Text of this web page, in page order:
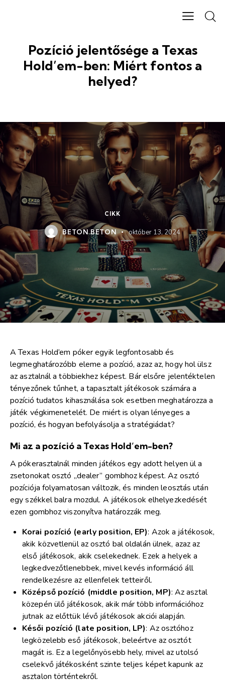
Pozíció jelentősége a Texas
Hold’em-ben: Miért fontos a
helyed?
CIKK
BETON BETON október 13, 2024
A Texas Hold’em póker egyik legfontosabb és
legmeghatározóbb eleme a pozíció, azaz az, hogy hol ülsz
az asztalnál a többiekhez képest. Bár elsőre jelentéktelen
tényezőnek tűnhet, a tapasztalt játékosok számára a
pozíció tudatos kihasználása sok esetben meghatározza a
játék végkimenetelét. De miért is olyan lényeges a
pozíció, és hogyan befolyásolja a stratégiádat?
Mi az a pozíció a Texas Hold’em-ben?
A pókerasztalnál minden játékos egy adott helyen ül a
zsetonokat osztó „dealer” gombhoz képest. Az osztó
pozíciója folyamatosan változik, és minden leosztás után
egy székkel balra mozdul. A játékosok elhelyezkedését
ezen gombhoz viszonyítva határozzák meg.
Korai pozíció (early position, EP): Azok a játékosok,
akik közvetlenül az osztó bal oldalán ülnek, azaz az
első játékosok, akik cselekednek. Ezek a helyek a
legkedvezőtlenebbek, mivel kevés információ áll
rendelkezésre az ellenfelek tetteiről.
Középső pozíció (middle position, MP): Az asztal
közepén ülő játékosok, akik már több információhoz
jutnak az előttük lévő játékosok akciói alapján.
Késői pozíció (late position, LP): Az osztóhoz
legközelebb eső játékosok, beleértve az osztót
magát is. Ez a legelőnyösebb hely, mivel az utolsó
cselekvő játékosként szinte teljes képet kapunk az
asztalon történtekről.